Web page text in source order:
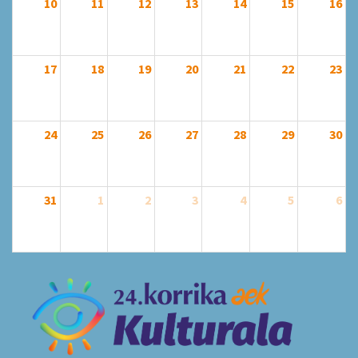
17 18 19 20 21 22 23
24 25 26 27 28 29 30
31 1 2 3 4 5 6